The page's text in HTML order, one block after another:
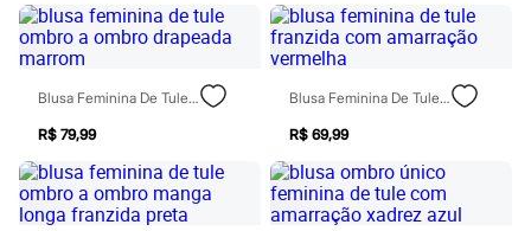
Shorts e Bermudas
T-shirt
Vestidos
Acessórios
Alfaiataria
Calçados
Moda esportiva
Plus size
Special Basics
Blusa Feminina De Tule Ombro A Ombro Drapeada Marrom
R$ 79,99
Blusa Feminina De Tule Franzida Com Amarração Vermelha
R$ 69,99